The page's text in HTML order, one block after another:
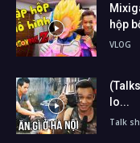
hộp
VLOG
lo...
Talk